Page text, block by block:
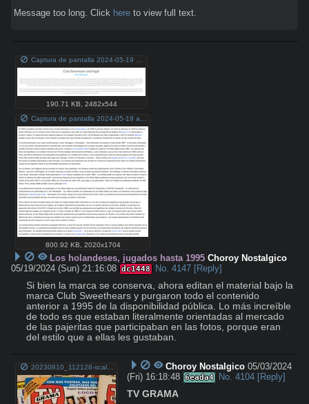
Message too long. Click here to view full text.
Captura de pantalla 2024-05-19 a la(s) 5.08.42 p. m..png
190.71 KB, 2482x544
800.92 KB 2020x1704
Los holandeses, jugados hasta 1995 Choroy Nostalgico
05/19/2024 (Sun) 21:16:08 dc1448 No. 4147 [Reply]
Si bien la marca se conserva, ahora editan el material bajo la
marca Club Sweethears y purgaron todo el contenido
anterior a 1995 de la disponibilidad pública. Lo más increíble
de todo es que estaban literalmente orientadas al mercado
de las pajeritas que participaban en las fotos, porque eran
del estilo que a ellas les gustaban.
Choroy Nostalgico 05/03/2024
(Fri) 16:18:48 6eada4 No. 4104 [Reply]
TV GRAMA